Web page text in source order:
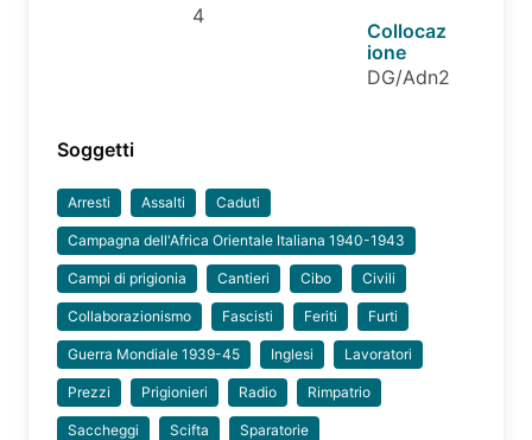
4
Collocaz
ione
DG/Adn2
Soggetti
Arresti Assalti Caduti
Campagna dell'Africa Orientale Italiana 1940-1943
Campi di prigionia Cantieri Cibo Civili
Collaborazionismo Fascisti Feriti Furti
Guerra Mondiale 1939-45 Inglesi Lavoratori
Prezzi Prigionieri Radio Rimpatrio
Saccheggi Scifta Sparatorie